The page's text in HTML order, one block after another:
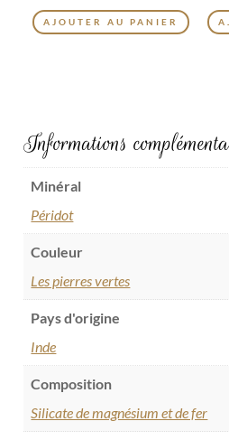
AJOUTER AU PANIER
Informations
Minéral
Péridot
Couleur
Les pierres vertes
Pays d'origine
Inde
Composition
Silicate de magnésium et de fer